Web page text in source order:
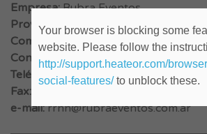
Empresa:Rubra Eventos
Provincia:Buenos Aires
Comienzo:
Contacto:Recursos Humanos
Teléfono:
Fax:
e-mail: rrhh@rubraeventos.com.ar
Your browser is blocking some
website. Please follow the
http://support.heateor.com/
social-features/to unblock these.